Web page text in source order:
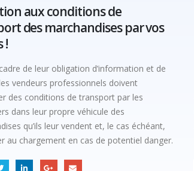
aux conditions de
des marchandises par vos
!
de leur obligation d’information et de
vendeurs professionnels doivent
des conditions de transport par les
dans leur propre véhicule des
qu’ils leur vendent et, le cas échéant,
au chargement en cas de potentiel danger.